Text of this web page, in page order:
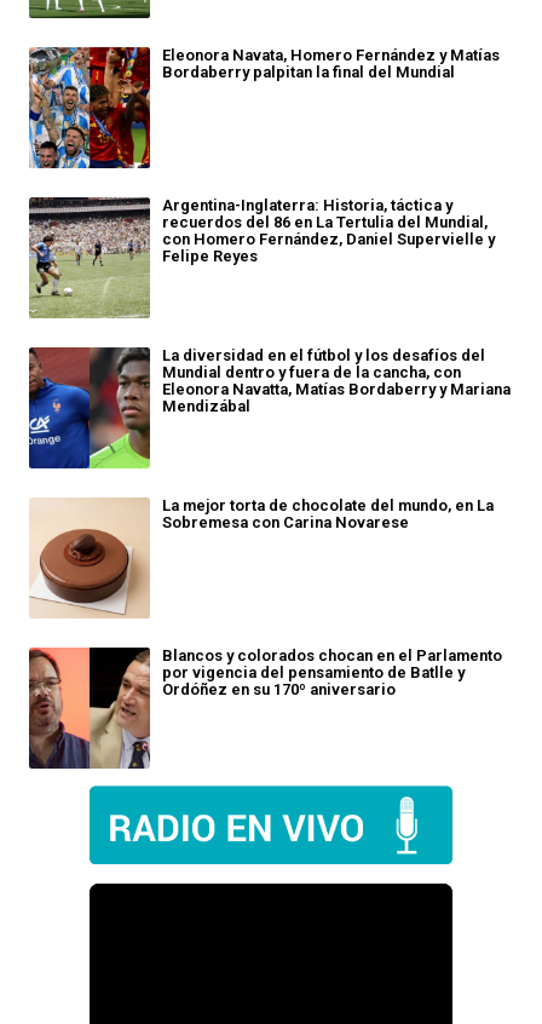
Eleonora Navata, Homero Fernández y Matías
Bordaberry palpitan la final del Mundial
Argentina-Inglaterra: Historia, táctica y
recuerdos del 86 en La Tertulia del Mundial,
con Homero Fernández, Daniel Supervielle y
Felipe Reyes
La diversidad en el fútbol y los desafíos del
Mundial dentro y fuera de la cancha, con
Eleonora Navatta, Matías Bordaberry y Mariana
Mendizábal
La mejor torta de chocolate del mundo, en La
Sobremesa con Carina Novarese
Blancos y colorados chocan en el Parlamento
por vigencia del pensamiento de Batlle y
Ordóñez en su 170º aniversario